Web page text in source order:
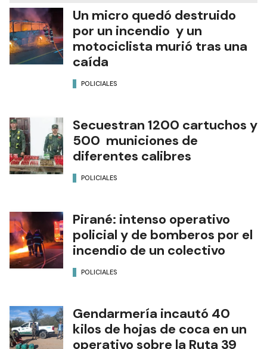
Un micro quedó destruido
por un incendio y un
motociclista murió tras una
caída
POLICIALES
Secuestran 1200 cartuchos y
500 municiones de
diferentes calibres
POLICIALES
Pirané: intenso operativo
policial y de bomberos por el
incendio de un colectivo
POLICIALES
Gendarmería incautó 40
kilos de hojas de coca en un
operativo sobre la Ruta 39